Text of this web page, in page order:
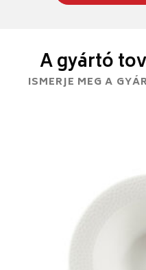
A gyártó
ISMERJE MEG A